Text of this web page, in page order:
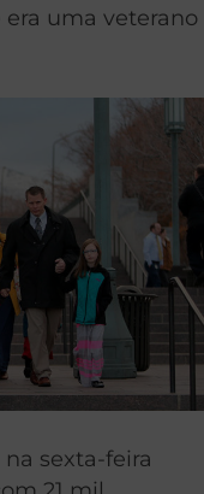
uma veterano
sexta-feira